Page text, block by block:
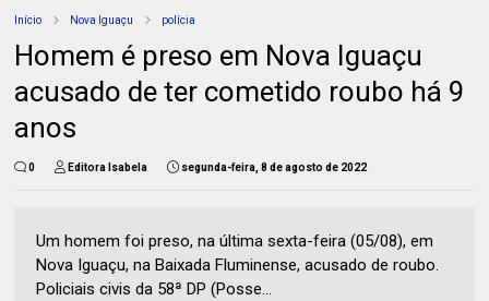
Início Nova Iguaçu polícia
Homem é preso em Nova Iguaçu
acusado de ter cometido roubo há 9
anos
0 Editora Isabela segunda-feira, 8 de agosto de 2022
Um homem foi preso, na última sexta-feira (05/08), em
Nova Iguaçu, na Baixada Fluminense, acusado de roubo.
Policiais civis da 58ª DP (Posse...